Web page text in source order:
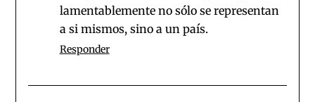
lamentablemente no sólo se representan
a si mismos, sino a un país.
Responder